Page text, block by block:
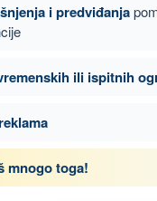
- Potvrda o
i predviđanja
ili ispitnih
mnogo toga!